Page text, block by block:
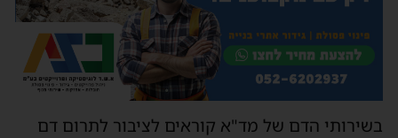
בשירותי הדם של מד"א קוראים לציבור לתרום דם